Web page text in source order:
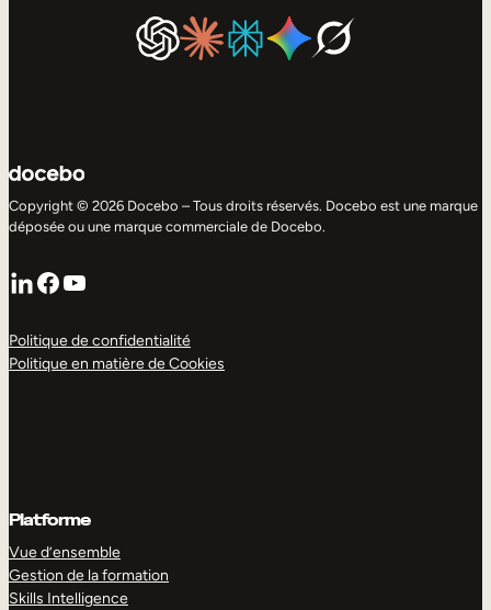
Copyright © 2026 Docebo – Tous droits réservés. Docebo est une marque
déposée ou une marque commerciale de Docebo.
LinkedIn
Facebook
YouTube
Politique de confidentialité
Politique en matière de Cookies
Platforme
Vue d’ensemble
Gestion de la formation
Skills Intelligence